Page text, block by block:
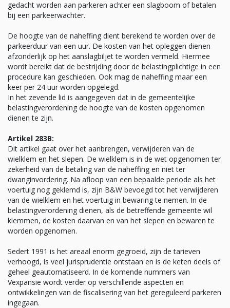
gedacht worden aan parkeren achter een slagboom of betalen
bij een parkeerwachter.
De hoogte van de naheffing dient berekend te worden over de
parkeerduur van een uur. De kosten van het opleggen dienen
afzonderlijk op het aanslagbiljet te worden vermeld. Hiermee
wordt bereikt dat de bestrijding door de belastingplichtige in een
procedure kan geschieden. Ook mag de naheffing maar een
keer per 24 uur worden opgelegd.
In het zevende lid is aangegeven dat in de gemeentelijke
belastingverordening de hoogte van de kosten opgenomen
dienen te zijn.
Artikel 283B:
Dit artikel gaat over het aanbrengen, verwijderen van de
wielklem en het slepen. De wielklem is in de wet opgenomen ter
zekerheid van de betaling van de naheffing en niet ter
dwanginvordering. Na afloop van een bepaalde periode als het
voertuig nog geklemd is, zijn B&W bevoegd tot het verwijderen
van de wielklem en het voertuig in bewaring te nemen. In de
belastingverordening dienen, als de betreffende gemeente wil
klemmen, de kosten daarvan en van het slepen en bewaren te
worden opgenomen.
Sedert 1991 is het areaal enorm gegroeid, zijn de tarieven
verhoogd, is veel jurisprudentie ontstaan en is de keten deels of
geheel geautomatiseerd. In de komende nummers van
Vexpansie wordt verder op verschillende aspecten en
ontwikkelingen van de fiscalisering van het gereguleerd parkeren
ingegaan.